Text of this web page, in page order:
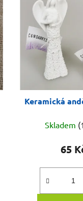
Keramická
Skladem
65